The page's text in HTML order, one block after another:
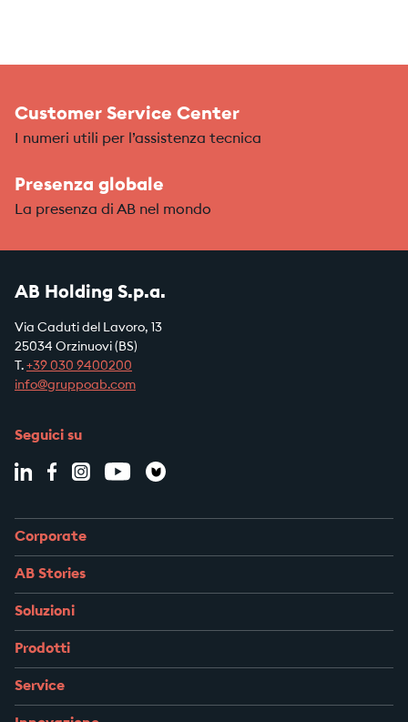
Customer Service Center
I numeri utili per l’assistenza tecnica
Presenza globale
La presenza di AB nel mondo
AB Holding S.p.a.
Via Caduti del Lavoro, 13
25034 Orzinuovi (BS)
T. +39 030 9400200
info@gruppoab.com
Seguici su
Corporate
AB Stories
Soluzioni
Prodotti
Service